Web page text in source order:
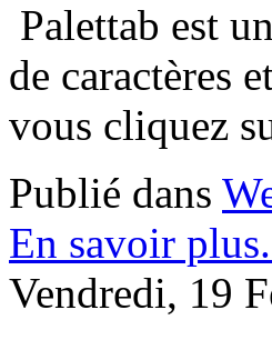
Palettab est
de caractères
vous cliquez
Publié dans
En savoir
Vendredi, 19